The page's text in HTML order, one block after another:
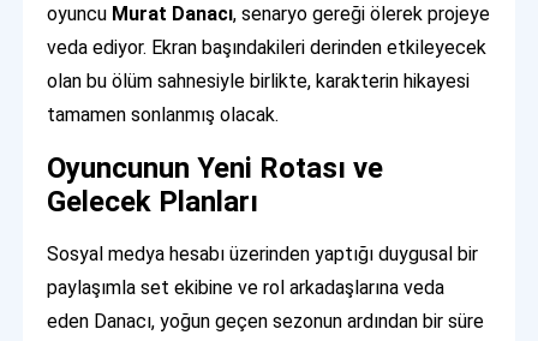
oyuncu Murat Danacı, senaryo gereği ölerek projeye
veda ediyor. Ekran başındakileri derinden etkileyecek
olan bu ölüm sahnesiyle birlikte, karakterin hikayesi
tamamen sonlanmış olacak.
Oyuncunun Yeni Rotası ve
Gelecek Planları
Sosyal medya hesabı üzerinden yaptığı duygusal bir
paylaşımla set ekibine ve rol arkadaşlarına veda
eden Danacı, yoğun geçen sezonun ardından bir süre